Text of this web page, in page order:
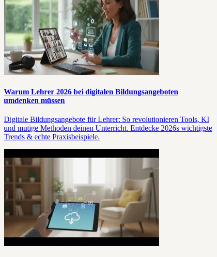
Warum Lehrer 2026 bei digitalen Bildungsangeboten
umdenken müssen
Digitale Bildungsangebote für Lehrer: So revolutionieren Tools, KI
und mutige Methoden deinen Unterricht. Entdecke 2026s wichtigste
Trends & echte Praxisbeispiele.